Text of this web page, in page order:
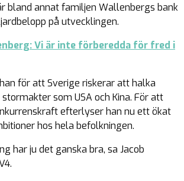
bland annat familjen Wallenbergs bank
på utvecklingen.
Vi är inte förberedda för fred i
för att Sverige riskerar att halka
som USA och Kina. För att
efterlyser han nu ett ökat
hos hela befolkningen.
har ju det ganska bra, sa Jacob